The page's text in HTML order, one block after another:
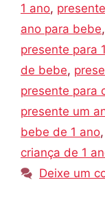
1 ano,
ano para bebe,
presente para
de bebe,
presente para
presente um
bebe de 1 ano,
criança de 1
Deixe um